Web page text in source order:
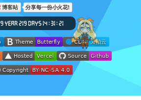
9 YEAR 219 DAYS 14 : 31 : 22